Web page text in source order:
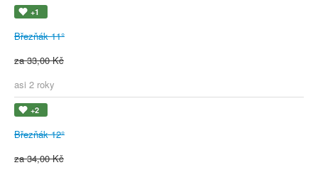
+1
Březňák 11°
za 33,00 Kč
asi 2 roky
+2
Březňák 12°
za 34,00 Kč